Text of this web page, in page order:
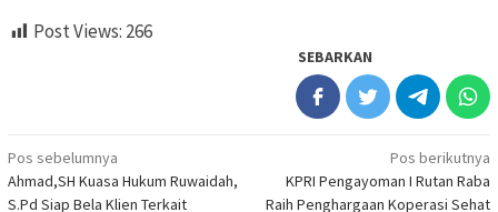
Post Views: 266
SEBARKAN
Navigasi
pos
Pos sebelumnya
Ahmad,SH Kuasa Hukum Ruwaidah,
S.Pd Siap Bela Klien Terkait
Pos berikutnya
KPRI Pengayoman I Rutan Raba
Raih Penghargaan Koperasi Sehat